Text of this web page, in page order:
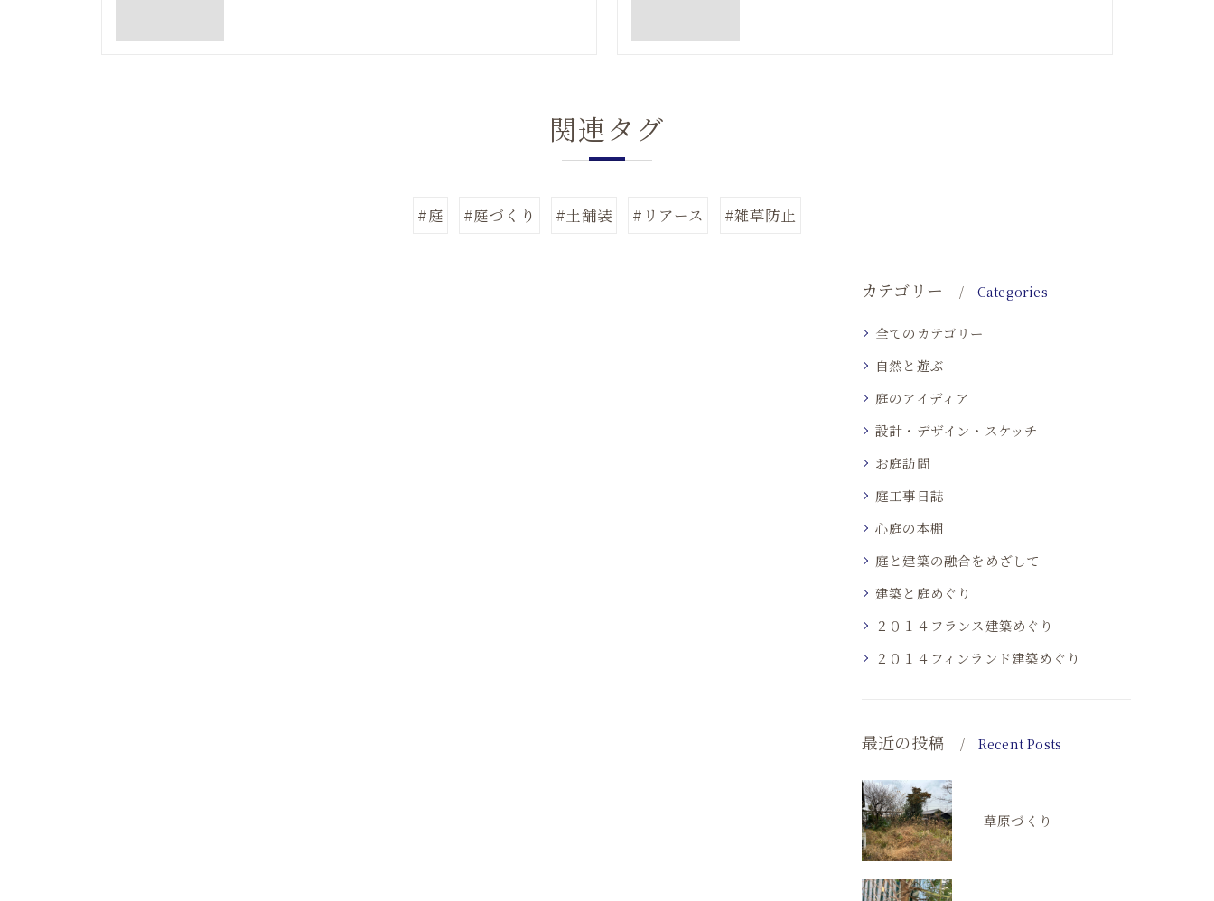
関連タグ
#庭 #庭づくり #土舗装 #リアース #雑草防止
カテゴリー Categories
全てのカテゴリー
自然と遊ぶ
庭のアイディア
設計・デザイン・スケッチ
お庭訪問
庭工事日誌
心庭の本棚
庭と建築の融合をめざして
建築と庭めぐり
２０１４フランス建築めぐり
２０１４フィンランド建築めぐり
最近の投稿 Recent Posts
草原づくり